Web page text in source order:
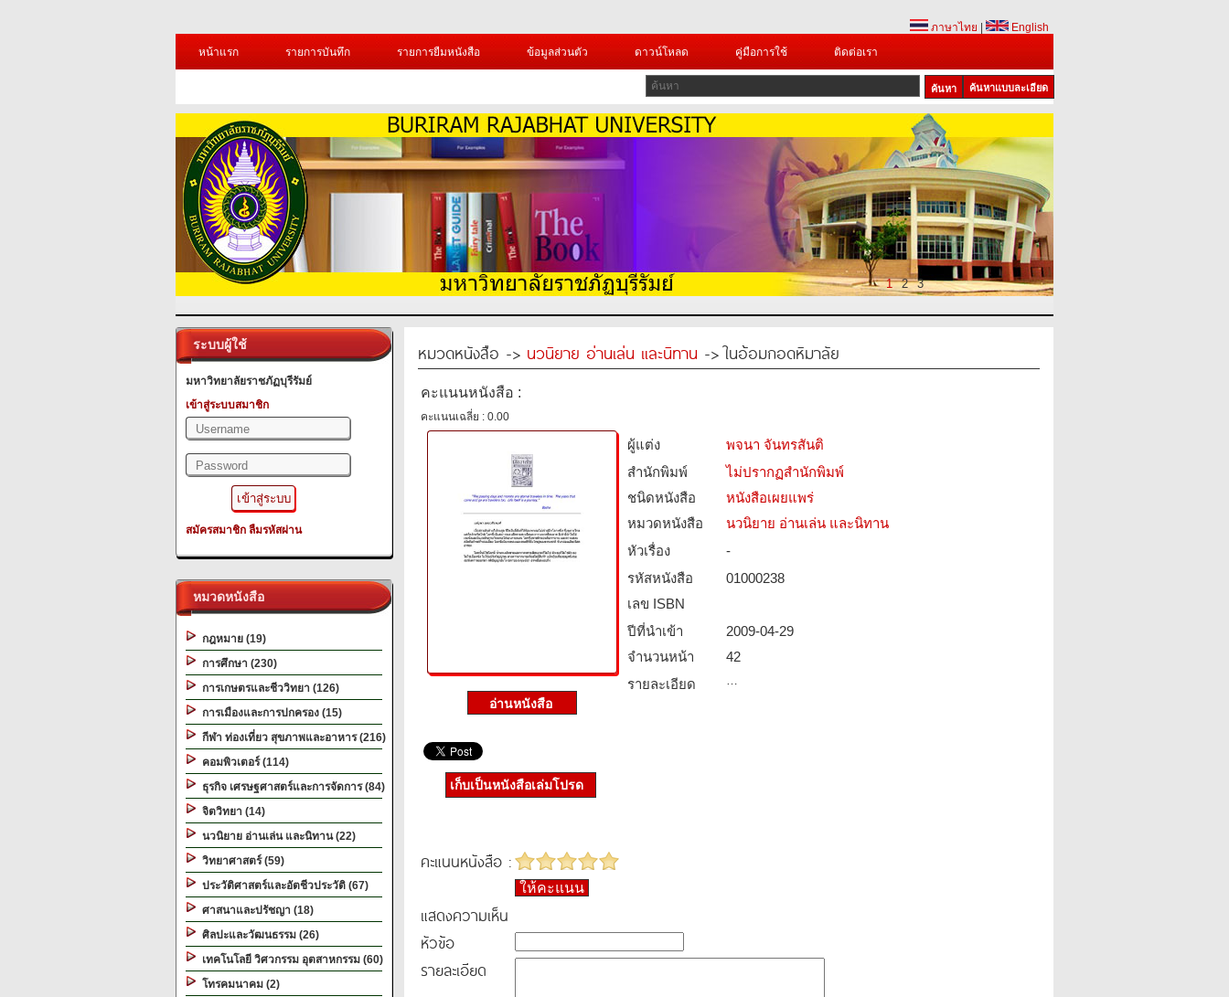
ภาษาไทย
English
หน้าแรก
รายการบันทึก รายการยืมหนังสือ ข้อมูลส่วนตัว ดาวน์โหลด คู่มือการใช้ ติดต่อเรา
ค้นหาแบบละเอียด
1 2 3
ระบบผู้ใช้
มหาวิทยาลัยราชภัฏบุรีรัมย์
เข้าสู่ระบบสมาชิก
สมัครสมาชิก ลืมรหัสผ่าน
หมวดหนังสือ
กฎหมาย (19)
การศึกษา (230)
การเกษตรและชีววิทยา (126)
การเมืองและการปกครอง (15)
กีฬา ท่องเที่ยว สุขภาพและอาหาร (216)
คอมพิวเตอร์ (114)
ธุรกิจ เศรษฐศาสตร์และการจัดการ (84)
จิตวิทยา (14)
นวนิยาย อ่านเล่น และนิทาน (22)
วิทยาศาสตร์ (59)
ประวัติศาสตร์และอัตชีวประวัติ (67)
ศาสนาและปรัชญา (18)
ศิลปะและวัฒนธรรม (26)
เทคโนโลยี วิศวกรรม อุตสาหกรรม (60)
โทรคมนาคม (2)
หมวดหนังสือ -> นวนิยาย อ่านเล่น และนิทาน -> ในอ้อมกอดหิมาลัย
คะแนนหนังสือ :
คะแนนเฉลี่ย : 0.00
ผู้แต่ง
พจนา จันทรสันติ
สำนักพิมพ์
ไม่ปรากฏสำนักพิมพ์
ชนิดหนังสือ­
หนังสือเผยแพร่
หมวดหนังสือ­
นวนิยาย อ่านเล่น และนิทาน
หัวเรื่อง
-
รหัสหนังสือ­
01000238
เลข ISBN
ปีที่นำเข้า
2009-04-29
จำนวนหน้า
42
รายละเอียด
…
เก็บเป็นหนังสือเล่มโปรด
คะแนนหนังสือ :
ให้คะแนน
แสดงความเห็น
หัวข้อ
รายละเอียด